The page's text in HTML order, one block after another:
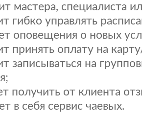
мастера, специалиста
гибко управлять
оповещения о новых
принять оплату на
записываться на
получить от клиента
в себя сервис чаевых.